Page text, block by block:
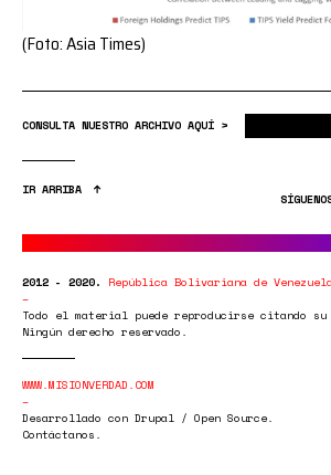
(Foto: Asia Times)
CONSULTA NUESTRO ARCHIVO AQUÍ >
IR ARRIBA
2012 - 2020. República Bolivariana de
Todo el material puede reproducirse citando
Ningún derecho reservado.
WWW.MISIONVERDAD.COM
Desarrollado con Drupal / Open Source.
Contáctanos.